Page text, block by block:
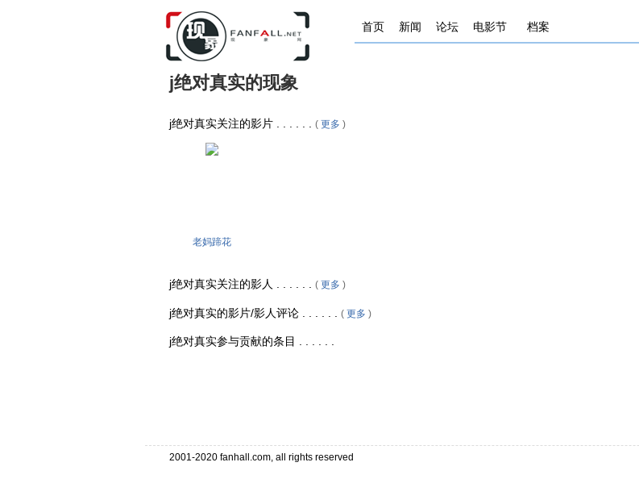
首页 新闻 论坛 电影节 档案
j绝对真实的现象
j绝对真实关注的影片 . . . . . . ( 更多 )
老妈蹄花
j绝对真实关注的影人 . . . . . . ( 更多 )
j绝对真实的影片/影人评论 . . . . . . ( 更多 )
j绝对真实参与贡献的条目 . . . . . .
2001-2020 fanhall.com, all rights reserved